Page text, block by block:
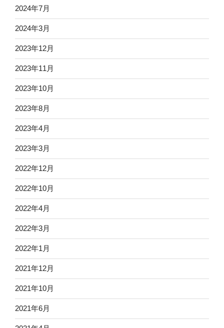
2024年7月
2024年3月
2023年12月
2023年11月
2023年10月
2023年8月
2023年4月
2023年3月
2022年12月
2022年10月
2022年4月
2022年3月
2022年1月
2021年12月
2021年10月
2021年6月